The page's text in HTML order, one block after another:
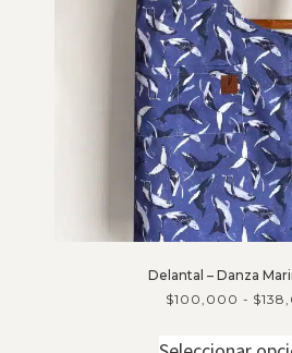
Delantal – Danza
$100,000 - $